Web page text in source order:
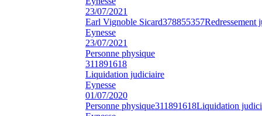
23/07/2021
Earl Vignoble Sicard378855357Redressement
Eynesse
23/07/2021
Personne physique
311891618
Liquidation judiciaire
Eynesse
01/07/2020
Personne physique311891618Liquidation